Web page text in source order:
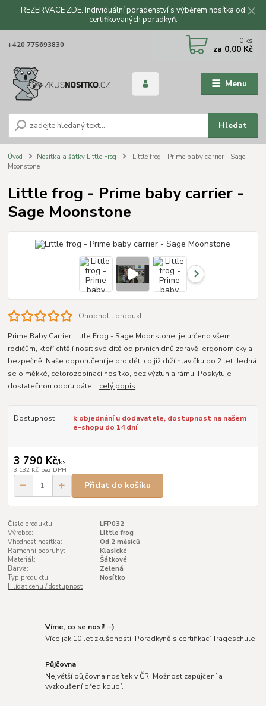
REZERVACE ZDE. Individuální poradenství s výběrem nosítka od
certifikovaných poradkyň.
Menu
Hledat
+420 775693830 0 ks
za 0,00 Kč
Úvod Nosítka a šátky Little Frog
Little frog - Prime baby carrier - Sage
Moonstone
Little frog - Prime baby carrier -
Sage Moonstone
Ohodnotit produkt
Prime Baby Carrier Little Frog - Sage Moonstone je určeno všem
rodičům, kteří chtějí nosit své dítě od prvních dnů zdravě, ergonomicky a
bezpečně. Naše doporučení je pro děti co již drží hlavičku do 2 let. Jedná
se o měkké, celorozepínací nosítko, bez výztuh a rámu. Poskytuje
dostatečnou oporu páte... celý popis
Dostupnost
k objednání u dodavatele, dostupnost na našem
e-shopu do 14 dní
3 790 Kč/ks
3 132 Kč bez DPH
Přidat do košíku
Číslo produktu:
LFP032
Výrobce:
Little frog
Vhodnost nosítka:
Od 2 měsíců
Ramenní popruhy:
Klasické
Materiál:
Šátkové
Barva:
Zelená
Typ produktu:
Nosítko
Hlídat cenu / dostupnost
Víme, co se nosí! :-)
Více jak 10 let zkušeností. Poradkyně s certifikací Trageschule.
Půjčovna
Největší půjčovna nosítek v ČR. Možnost zapůjčení a
vyzkoušení před koupí.